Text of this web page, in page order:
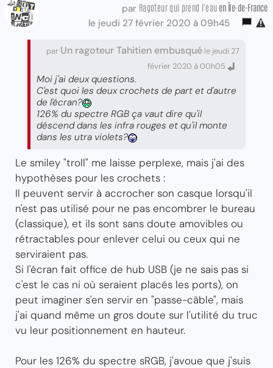
par Ragoteur qui prend l'eau en Île-de-France
le jeudi 27 février 2020 à 09h45
par Un ragoteur Tahitien embusqué le jeudi 27
février 2020 à 00h05
Moi j'ai deux questions.
C'est quoi les deux crochets de part et d'autre
de l'écran?
126% du spectre RGB ça vaut dire qu'il
déscend dans les infra rouges et qu'il monte
dans les utra violets?
Le smiley "troll" me laisse perplexe, mais j'ai des
hypothèses pour les crochets :
Il peuvent servir à accrocher son casque lorsqu'il
n'est pas utilisé pour ne pas encombrer le bureau
(classique), et ils sont sans doute amovibles ou
rétractables pour enlever celui ou ceux qui ne
serviraient pas.
Si l'écran fait office de hub USB (je ne sais pas si
c'est le cas ni où seraient placés les ports), on
peut imaginer s'en servir en "passe-câble", mais
j'ai quand même un gros doute sur l'utilité du truc
vu leur positionnement en hauteur.
Pour les 126% du spectre sRGB, j'avoue que j'suis